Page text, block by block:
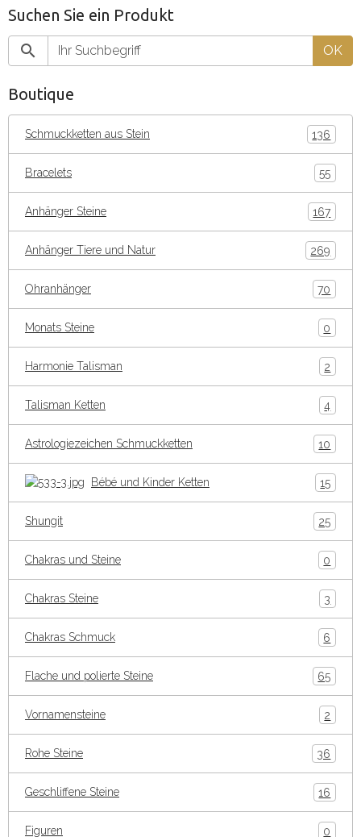
Suchen Sie ein Produkt
OK
Boutique
Schmuckketten aus Stein 136
Bracelets 55
Anhänger Steine 167
Anhänger Tiere und Natur 269
Ohranhänger 70
Monats Steine 0
Harmonie Talisman 2
Talisman Ketten 4
Astrologiezeichen Schmuckketten 10
Bébé und Kinder Ketten 15
Shungit 25
Chakras und Steine 0
Chakras Steine 3
Chakras Schmuck 6
Flache und polierte Steine 65
Vornamensteine 2
Rohe Steine 36
Geschliffene Steine 16
Figuren 0